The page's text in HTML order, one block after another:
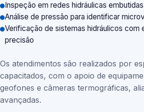
Inspeção em redes hidráulicas
Análise de pressão para identificar
Verificação de sistemas hidráulicos com
precisão
Os atendimentos são realizados por
capacitados, com o apoio de
geofones e câmeras termográficas,
avançadas.